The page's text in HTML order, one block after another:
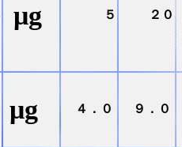
μg ５ ２０
μg ４．０ ９．０